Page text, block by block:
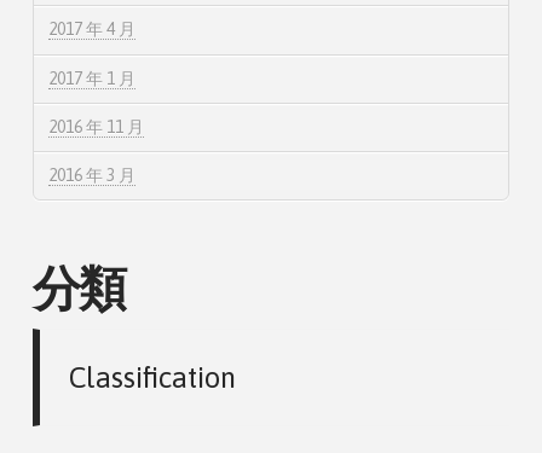
2017 年 4 月
2017 年 1 月
2016 年 11 月
2016 年 3 月
分類
Classification